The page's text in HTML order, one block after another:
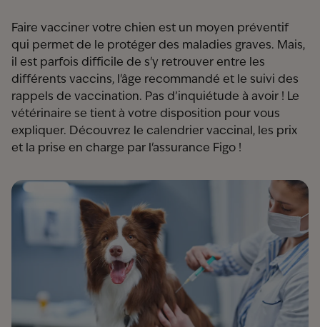
Faire vacciner votre chien est un moyen préventif
qui permet de le protéger des maladies graves. Mais,
il est parfois difficile de s'y retrouver entre les
différents vaccins, l'âge recommandé et le suivi des
rappels de vaccination. Pas d’inquiétude à avoir ! Le
vétérinaire se tient à votre disposition pour vous
expliquer. Découvrez le calendrier vaccinal, les prix
et la prise en charge par l'assurance Figo !